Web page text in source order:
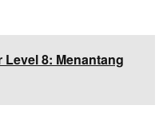
Level 8: Menantang